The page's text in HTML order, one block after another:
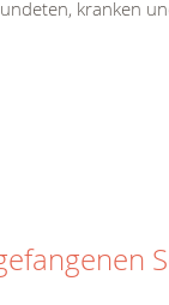
kranken